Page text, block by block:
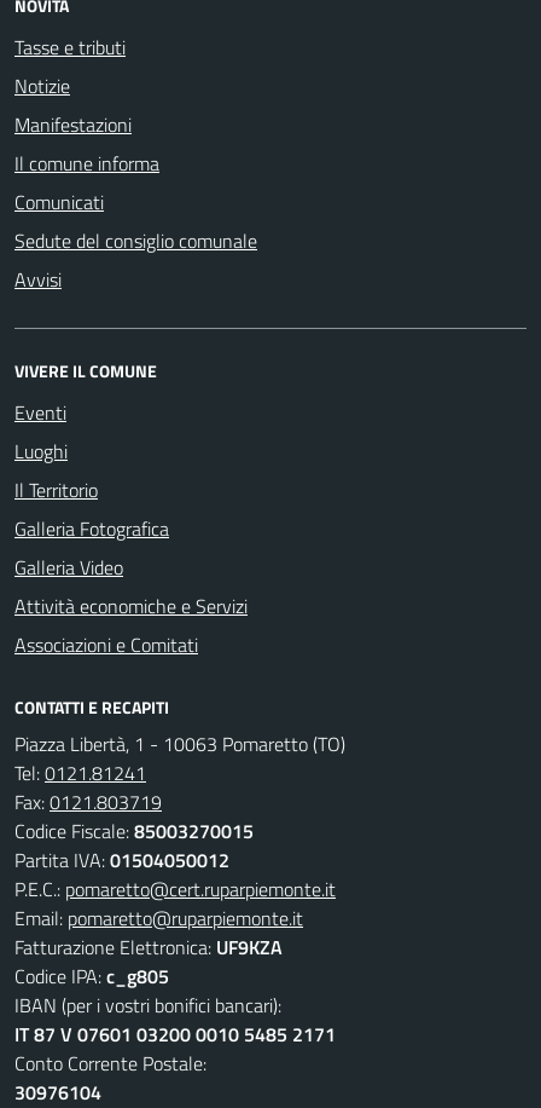
NOVITÀ
Tasse e tributi
Notizie
Manifestazioni
Il comune informa
Comunicati
Sedute del consiglio comunale
Avvisi
VIVERE IL COMUNE
Eventi
Luoghi
Il Territorio
Galleria Fotografica
Galleria Video
Attività economiche e Servizi
Associazioni e Comitati
CONTATTI E RECAPITI
Piazza Libertà, 1 - 10063 Pomaretto (TO)
Tel:0121.81241
Fax:0121.803719
Codice Fiscale:85003270015
Partita IVA:01504050012
P.E.C.: pomaretto@cert.ruparpiemonte.it
Email: pomaretto@ruparpiemonte.it
Fatturazione Elettronica: UF9KZA
Codice IPA:c_g805
IBAN (per i vostri bonifici bancari):
IT 87 V 07601 03200 0010 5485 2171
Conto Corrente Postale:
30976104